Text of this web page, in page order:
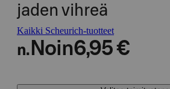
jaden vihreä
Kaikki Scheurich-tuotteet
n. Noin6,95 €